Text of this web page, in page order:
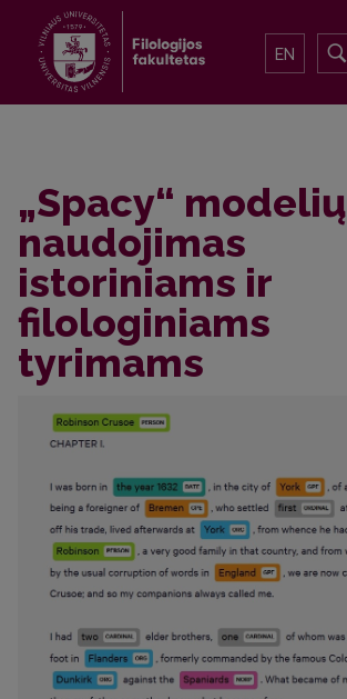
EN
„Spacy“ modelių
naudojimas
istoriniams ir
filologiniams
tyrimams